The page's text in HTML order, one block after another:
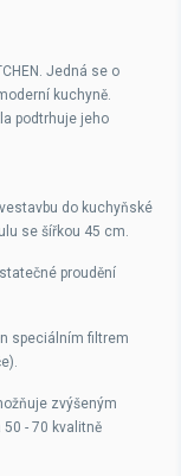
Jedná se o
kuchyně.
podtrhuje jeho
do kuchyňské
se šířkou 45 cm.
proudění
speciálním filtrem
zvýšeným
- 70 kvalitně